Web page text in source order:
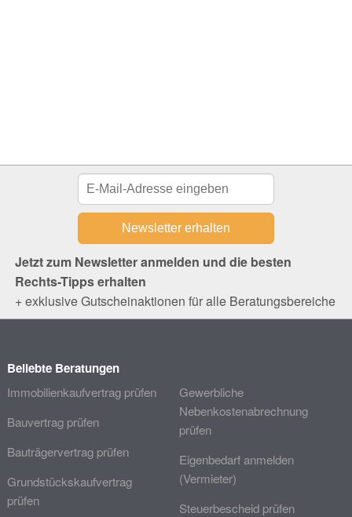
Jetzt zum Newsletter anmelden und die besten
Rechts-Tipps erhalten
+ exklusive Gutscheinaktionen für alle Beratungsbereiche
Beliebte Beratungen
Immobilienkaufvertrag prüfen
Bauvertrag prüfen
Bauträgervertrag prüfen
Grundstückskaufvertrag
prüfen
Gewerbliche
Nebenkostenabrechnung
prüfen
Eigenbedarf anmelden
(Vermieter)
Steuerbescheid prüfen